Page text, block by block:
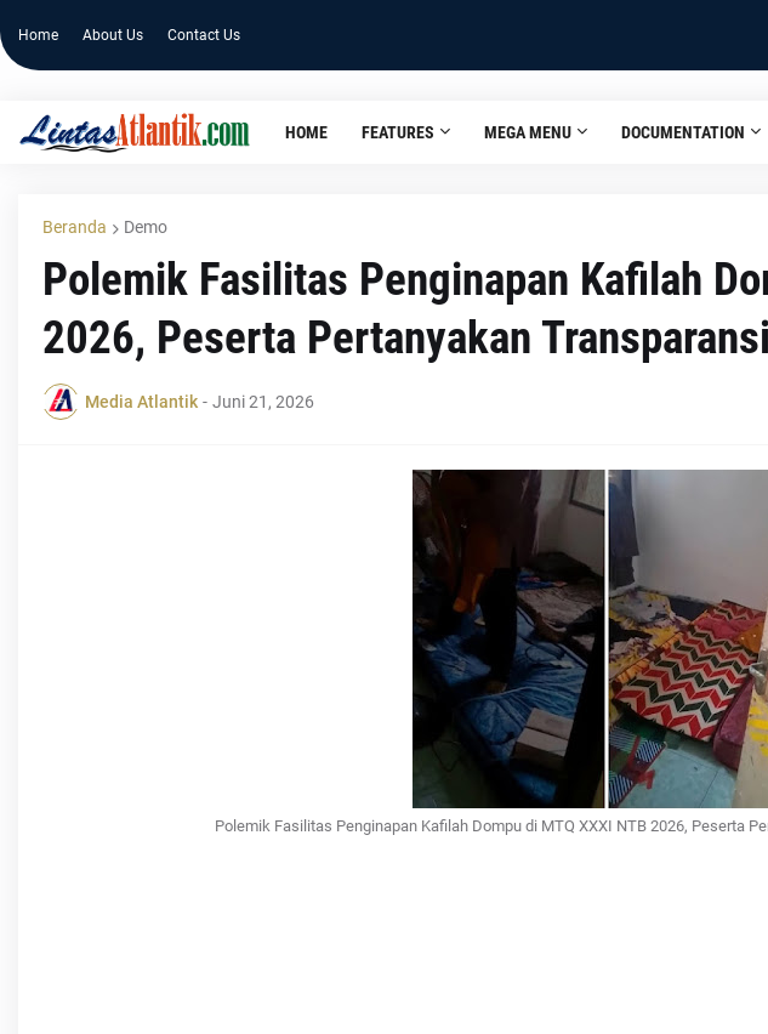
Home About Us Contact Us
HOME FEATURES MEGA MENU DOCUMENTATION
Beranda Demo
Polemik Fasilitas Penginapan Kafilah
2026, Peserta Pertanyakan
Media Atlantik - Juni 21, 2026
Polemik Fasilitas Penginapan Kafilah Dompu di MTQ XXXI NTB 2026, Peserta